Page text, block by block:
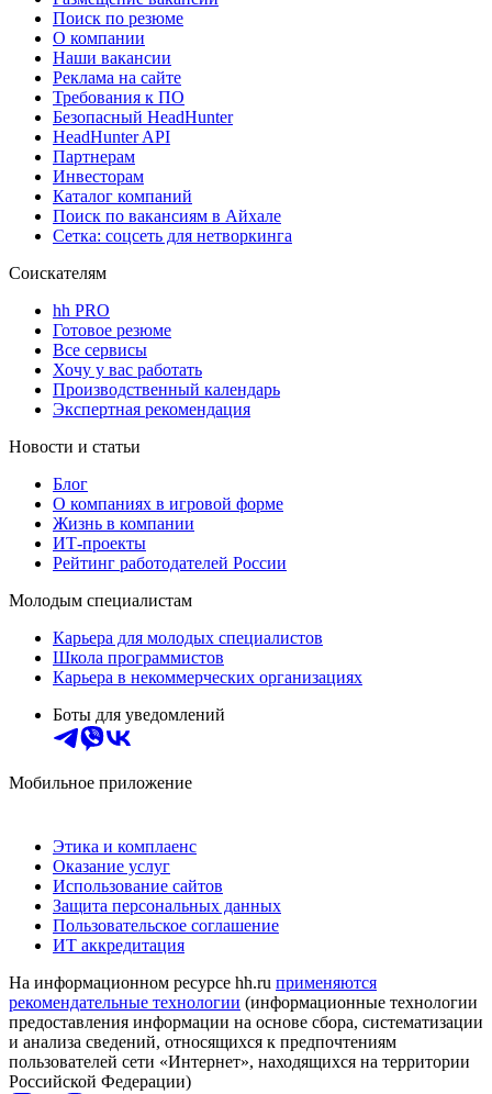
Поиск по резюме
О компании
Наши вакансии
Реклама на сайте
Требования к ПО
Безопасный HeadHunter
HeadHunter API
Партнерам
Инвесторам
Каталог компаний
Поиск по вакансиям в Айхале
Сетка: соцсеть для нетворкинга
Соискателям
hh PRO
Готовое резюме
Все сервисы
Хочу у вас работать
Производственный календарь
Экспертная рекомендация
Новости и статьи
Блог
О компаниях в игровой форме
Жизнь в компании
ИТ-проекты
Рейтинг работодателей России
Молодым специалистам
Карьера для молодых специалистов
Школа программистов
Карьера в некоммерческих организациях
Боты для уведомлений
Мобильное приложение
Этика и комплаенс
Оказание услуг
Использование сайтов
Защита персональных данных
Пользовательское соглашение
ИТ аккредитация
На информационном ресурсе hh.ru применяются
рекомендательные технологии (информационные технологии
предоставления информации на основе сбора, систематизации
и анализа сведений, относящихся к предпочтениям
пользователей сети «Интернет», находящихся на территории
Российской Федерации)